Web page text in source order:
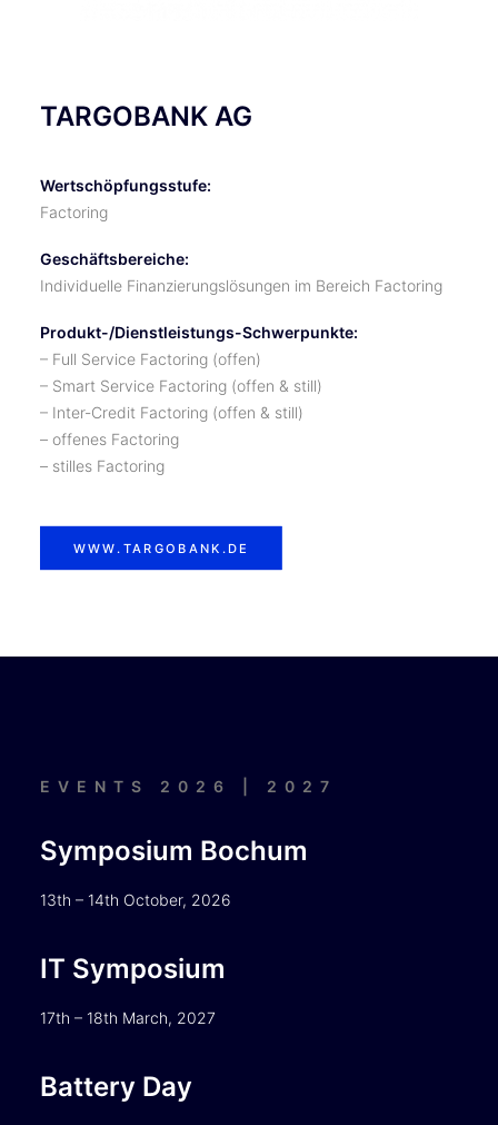
TARGOBANK AG
Wertschöpfungsstufe:
Factoring
Geschäftsbereiche:
Individuelle Finanzierungslösungen im Bereich Factoring
Produkt-/Dienstleistungs-Schwerpunkte:
– Full Service Factoring (offen)
– Smart Service Factoring (offen & still)
– Inter-Credit Factoring (offen & still)
– offenes Factoring
– stilles Factoring
WWW.TARGOBANK.DE
EVENTS 2026 | 2027
Symposium Bochum
13th – 14th October, 2026
IT Symposium
17th – 18th March, 2027
Battery Day